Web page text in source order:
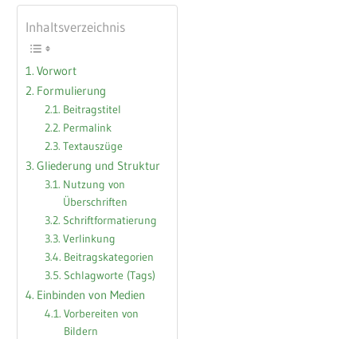
Inhaltsverzeichnis
Vorwort
Formulierung
Beitragstitel
Permalink
Textauszüge
Gliederung und Struktur
Nutzung von
Überschriften
Schriftformatierung
Verlinkung
Beitragskategorien
Schlagworte (Tags)
Einbinden von Medien
Vorbereiten von
Bildern